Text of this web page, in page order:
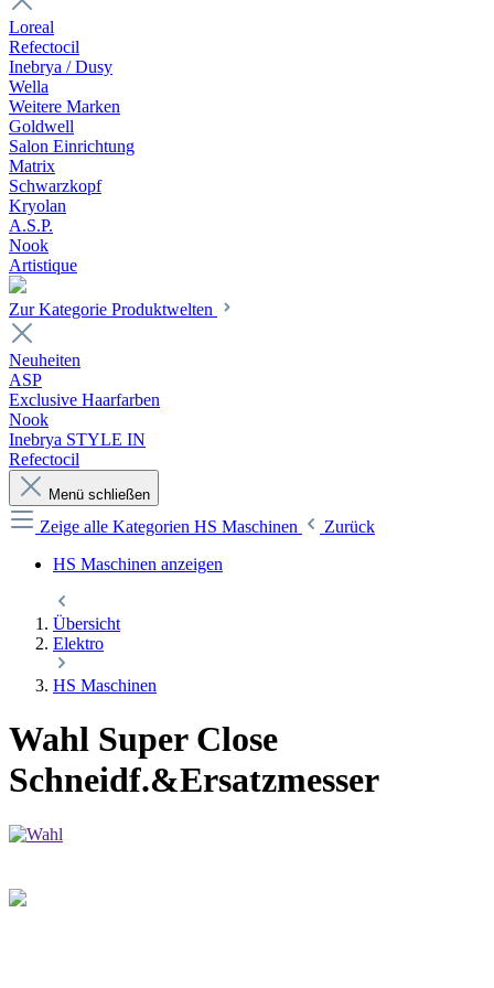
Loreal
Refectocil
Inebrya / Dusy
Wella
Weitere Marken
Goldwell
Salon Einrichtung
Matrix
Schwarzkopf
Kryolan
A.S.P.
Nook
Artistique
Zur Kategorie Produktwelten
Neuheiten
ASP
Exclusive Haarfarben
Nook
Inebrya STYLE IN
Refectocil
Menü schließen
Zeige alle Kategorien HS Maschinen
Zurück
HS Maschinen anzeigen
Übersicht
Elektro
HS Maschinen
Wahl Super Close
Schneidf.&Ersatzmesser